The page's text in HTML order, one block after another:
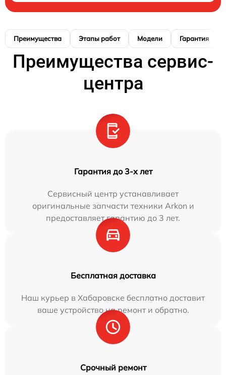
Преимущества Этапы работ Модели Гарантия
Преимущества сервис-
центра
Гарантия до 3-х лет
Сервисный центр устанавливает
оригинальные запчасти техники Arkon и
предоставляет гарантию до 3 лет.
Бесплатная доставка
Наш курьер в Хабаровске бесплатно доставит
ваше устройство на ремонт и обратно.
Срочный ремонт